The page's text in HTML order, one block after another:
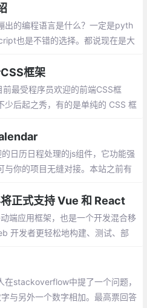
理念，再到现在的 React、Vue
出的编程语言是什么？一定是pyth
也是不错的选择。都说现在是大
框架
最受程序员欢迎的前端CSS框
少后起之秀，有的是单纯的 CSS 框
日历日程处理的js组件，它功能强
与你的项目无缝对接。本站之前有
正式支持 Vue 和 React
端应用框架，也是一个开发混合移
开发者更轻松地构建、测试、部
在stackoverflow中提了一个问题，
与另外一个数字相加。最高票回答